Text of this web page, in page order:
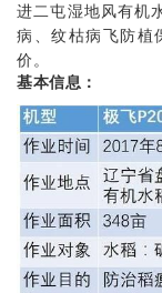
进二屯湿地风有机
病、纹枯病飞防植
价。
基本信息：